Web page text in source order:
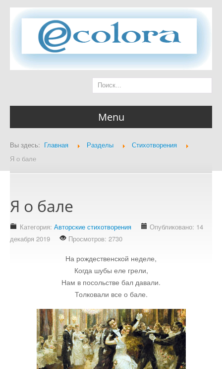
Menu
Главная страница
Разделы
Стихотворения
Информационные технологии
Контакты
Вы здесь: Главная Разделы
Стихотворения
Я о бале
Я о бале
Категория: Авторские стихотворения
Опубликовано: 14
декабря 2019
Просмотров: 2730
На рождественской неделе,
Когда шубы еле грели,
Нам в посольстве бал давали.
Толковали все о бале.